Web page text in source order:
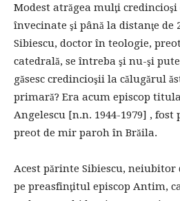
Modest atrăgea mulţi
învecinate şi până la distanţe de
Sibiescu, doctor în teologie,
catedrală, se întreba şi nu-şi
găsesc credincioşii la călugărul
primară? Era acum episcop
Angelescu [n.n. 1944-1979] ,
preot de mir paroh în Brăila.
Acest părinte Sibiescu, neiubitor
pe preasfinţitul episcop Antim,